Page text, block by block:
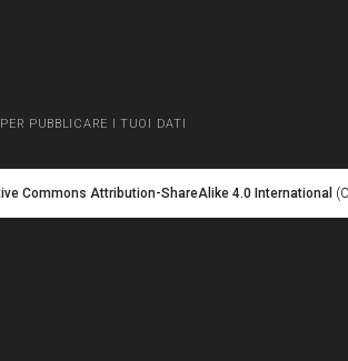
PUBBLICARE I TUOI DATI
Commons Attribution-ShareAlike 4.0 International